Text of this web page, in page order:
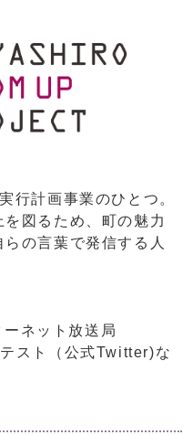
行計画事業のひとつ。
図るため、町の魅力
の言葉で発信する人
ネット放送局
スト（公式Twitter)な